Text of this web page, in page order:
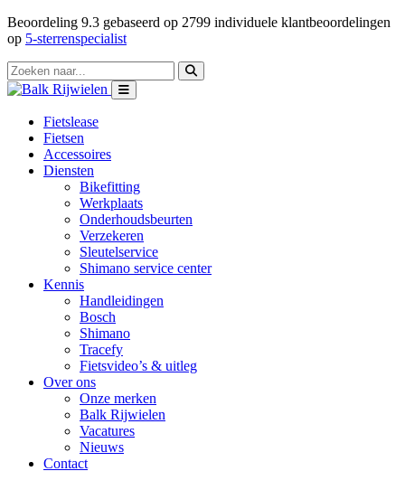
Beoordeling 9.3 gebaseerd op 2799 individuele klantbeoordelingen
op 5-sterrenspecialist
Fietslease
Fietsen
Accessoires
Diensten
Bikefitting
Werkplaats
Onderhoudsbeurten
Verzekeren
Sleutelservice
Shimano service center
Kennis
Handleidingen
Bosch
Shimano
Tracefy
Fietsvideo’s & uitleg
Over ons
Onze merken
Balk Rijwielen
Vacatures
Nieuws
Contact